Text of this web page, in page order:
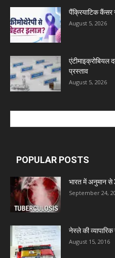
पैंक्रियाटिक कैंसर
August 5, 2026
एंटीमाइक्रोबियल
प्रस्ताव
August 5, 2026
POPULAR POSTS
भारत में अनुमान से 3
September 24,
नेस्ले की
August 15, 2016